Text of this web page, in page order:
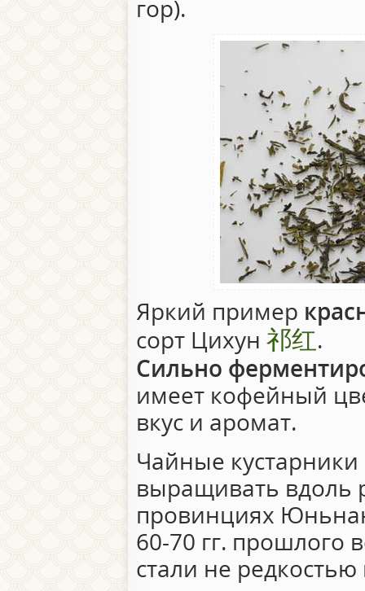
гор).
Яркий пример
сорт Цихун 祁红.
Сильно
имеет кофейный
вкус и аромат.
Чайные
выращивать вдоль
провинциях
60-70 гг. прошлого
стали не